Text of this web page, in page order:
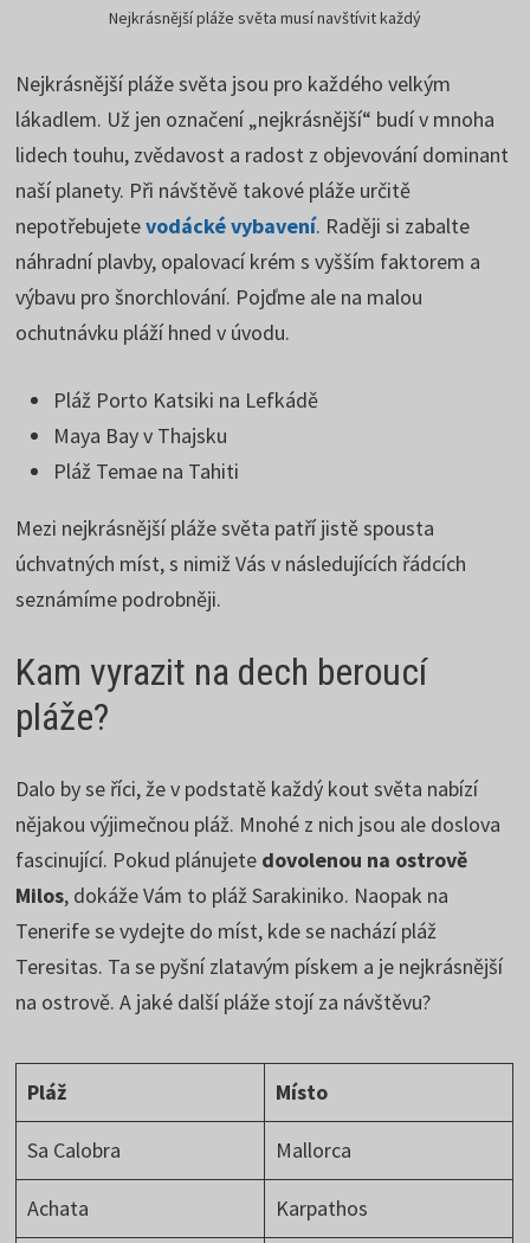
Nejkrásnější pláže světa musí navštívit každý
Nejkrásnější pláže světa jsou pro každého velkým
lákadlem. Už jen označení „nejkrásnější“ budí v mnoha
lidech touhu, zvědavost a radost z objevování dominant
naší planety. Při návštěvě takové pláže určitě
nepotřebujetevodácké vybavení. Raději si zabalte
náhradní plavby, opalovací krém s vyšším faktorem a
výbavu pro šnorchlování. Pojďme ale na malou
ochutnávku pláží hned v úvodu.
Pláž Porto Katsiki na Lefkádě
Maya Bay v Thajsku
Pláž Temae na Tahiti
Mezi nejkrásnější pláže světa patří jistě spousta
úchvatných míst, s nimiž Vás v následujících řádcích
seznámíme podrobněji.
Kam vyrazit na dech beroucí
pláže?
Dalo by se říci, že v podstatě každý kout světa nabízí
nějakou výjimečnou pláž. Mnohé z nich jsou ale doslova
fascinující. Pokud plánujete dovolenou na ostrově
Milos, dokáže Vám to pláž Sarakiniko. Naopak na
Tenerife se vydejte do míst, kde se nachází pláž
Teresitas. Ta se pyšní zlatavým pískem a je nejkrásnější
na ostrově. A jaké další pláže stojí za návštěvu?
Pláž Místo
Sa Calobra Mallorca
Achata Karpathos